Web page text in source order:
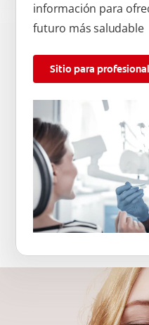
información para
futuro más saludable
Sitio para